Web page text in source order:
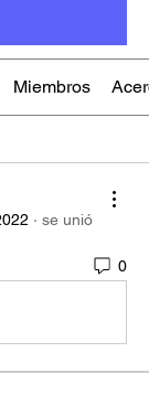
Miembros
· se unió
0